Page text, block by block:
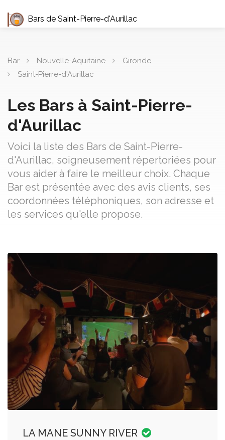
Bars de Saint-Pierre-d'Aurillac
Bar Nouvelle-Aquitaine
Gironde
Saint-Pierre-d'Aurillac
Les Bars à Saint-Pierre-
d'Aurillac
Voici la liste des Bars de Saint-Pierre-
d'Aurillac, soigneusement répertoriées pour
vous aider à faire le meilleur choix. Chaque
Bar est présentée avec des avis clients, ses
coordonnées téléphoniques, son adresse et
les services qu'elle propose.
LA MANE SUNNY RIVER